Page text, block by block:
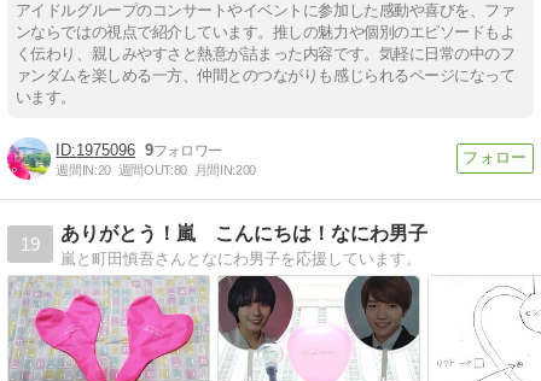
アイドルグループのコンサートやイベントに参加した感動や喜びを、ファ
ンならではの視点で紹介しています。推しの魅力や個別のエピソードもよ
く伝わり、親しみやすさと熱意が詰まった内容です。気軽に日常の中のフ
ァンダムを楽しめる一方、仲間とのつながりも感じられるページになって
います。
1975096 9
週間IN:20 週間OUT:80 月間IN:200
19
ありがとう！嵐 こんにちは！なにわ男子
嵐と町田慎吾さんとなにわ男子を応援しています。